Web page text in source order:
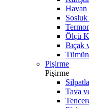
Havan
Ölçü
Bıçak
Pişirme
Pişirme
Tava